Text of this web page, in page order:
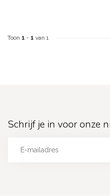
Toon 1 - 1 van 1
Schrijf je in voor onze